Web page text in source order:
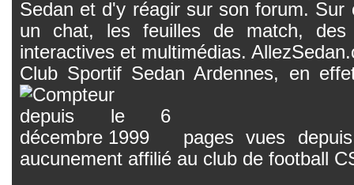
Sedan et d'y réagir sur son forum.
un chat, les feuilles de match, des
interactives et multimédias.
Club Sportif Sedan Ardennes, en
pages vues
aucunement affilié au club de football